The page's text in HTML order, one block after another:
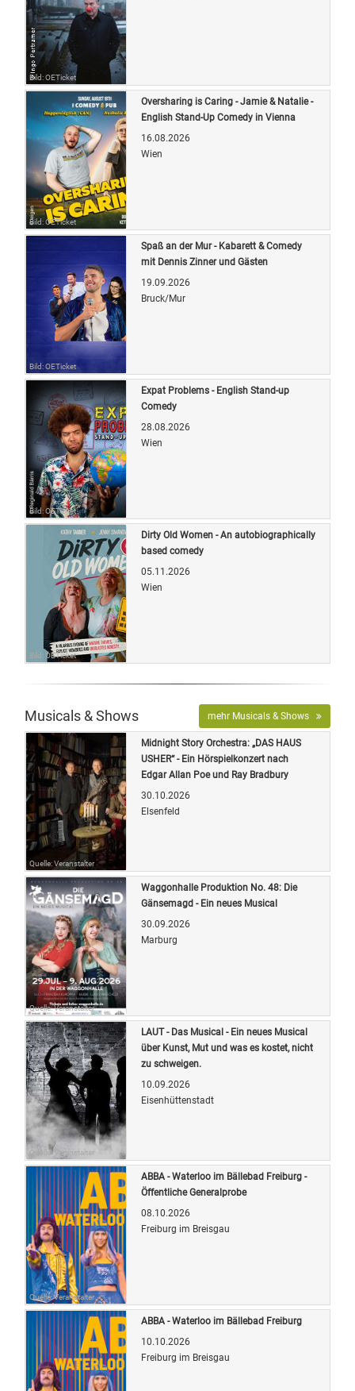
Bild: OETicket
Bild: OETicket
Oversharing is Caring - Jamie & Natalie -
English Stand-Up Comedy in Vienna
16.08.2026
Wien
Bild: OETicket
Spaß an der Mur - Kabarett & Comedy
mit Dennis Zinner und Gästen
19.09.2026
Bruck/Mur
Bild: OETicket
Expat Problems - English Stand-up
Comedy
28.08.2026
Wien
Bild: OETicket
Dirty Old Women - An autobiographically
based comedy
05.11.2026
Wien
Musicals & Shows mehr Musicals & Shows
Quelle: Veranstalter
Midnight Story Orchestra: „DAS HAUS
USHER“ - Ein Hörspielkonzert nach
Edgar Allan Poe und Ray Bradbury
30.10.2026
Elsenfeld
Quelle: Veranstalter
Waggonhalle Produktion No. 48: Die
Gänsemagd - Ein neues Musical
30.09.2026
Marburg
Quelle: Veranstalter
LAUT - Das Musical - Ein neues Musical
über Kunst, Mut und was es kostet, nicht
zu schweigen.
10.09.2026
Eisenhüttenstadt
Quelle: Veranstalter
ABBA - Waterloo im Bällebad Freiburg -
Öffentliche Generalprobe
08.10.2026
Freiburg im Breisgau
ABBA - Waterloo im Bällebad Freiburg
10.10.2026
Freiburg im Breisgau